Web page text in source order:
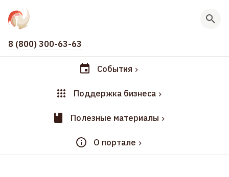
8 (800) 300-63-63
События
Поддержка бизнеса
Полезные материалы
О портале